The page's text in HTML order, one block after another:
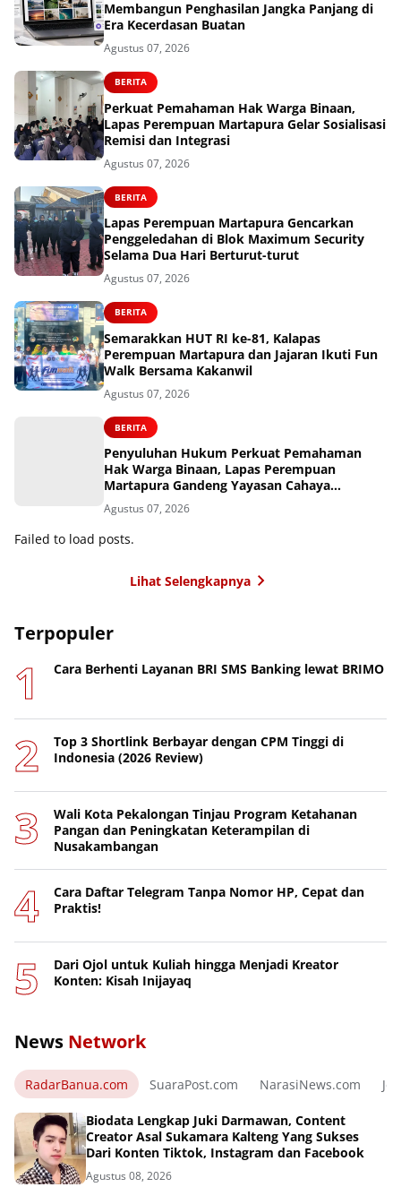
Membangun Penghasilan Jangka Panjang di
Era Kecerdasan Buatan
Agustus 07, 2026
BERITA
Perkuat Pemahaman Hak Warga Binaan,
Lapas Perempuan Martapura Gelar Sosialisasi
Remisi dan Integrasi
Agustus 07, 2026
BERITA
Lapas Perempuan Martapura Gencarkan
Penggeledahan di Blok Maximum Security
Selama Dua Hari Berturut-turut
Agustus 07, 2026
BERITA
Semarakkan HUT RI ke-81, Kalapas
Perempuan Martapura dan Jajaran Ikuti Fun
Walk Bersama Kakanwil
Agustus 07, 2026
BERITA
Penyuluhan Hukum Perkuat Pemahaman
Hak Warga Binaan, Lapas Perempuan
Martapura Gandeng Yayasan Cahaya
Cendekia Nusantara
Agustus 07, 2026
Failed to load posts.
Lihat Selengkapnya
Terpopuler
Cara Berhenti Layanan BRI SMS Banking lewat BRIMO
Top 3 Shortlink Berbayar dengan CPM Tinggi di
Indonesia (2026 Review)
Wali Kota Pekalongan Tinjau Program Ketahanan
Pangan dan Peningkatan Keterampilan di
Nusakambangan
Cara Daftar Telegram Tanpa Nomor HP, Cepat dan
Praktis!
Dari Ojol untuk Kuliah hingga Menjadi Kreator
Konten: Kisah Inijayaq
News Network
RadarBanua.com SuaraPost.com NarasiNews.com
Biodata Lengkap Juki Darmawan, Content
Creator Asal Sukamara Kalteng Yang Sukses
Dari Konten Tiktok, Instagram dan Facebook
Agustus 08, 2026